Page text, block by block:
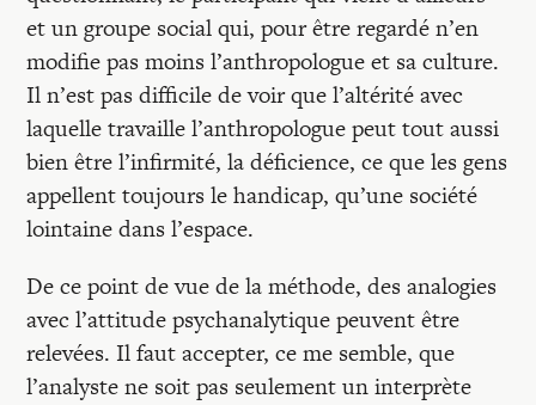
et un groupe social qui, pour être regardé n’en
modifie pas moins l’anthropologue et sa culture.
Il n’est pas difficile de voir que l’altérité avec
laquelle travaille l’anthropologue peut tout aussi
bien être l’infirmité, la déficience, ce que les gens
appellent toujours le handicap, qu’une société
lointaine dans l’espace.
De ce point de vue de la méthode, des analogies
avec l’attitude psychanalytique peuvent être
relevées. Il faut accepter, ce me semble, que
l’analyste ne soit pas seulement un interprète